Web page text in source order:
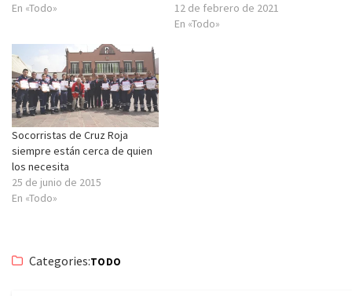
En «Todo»
12 de febrero de 2021
En «Todo»
Socorristas de Cruz Roja
siempre están cerca de quien
los necesita
25 de junio de 2015
En «Todo»
Categories:TODO